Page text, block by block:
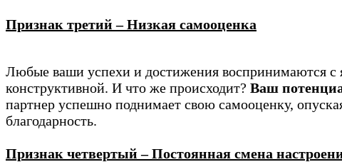
Признак третий – Низкая самооценка
Любые ваши успехи и достижения воспринимаются с
конструктивной. И что же происходит? Ваш
партнер успешно поднимает свою самооценку,
благодарность.
Признак четвертый – Постоянная смена